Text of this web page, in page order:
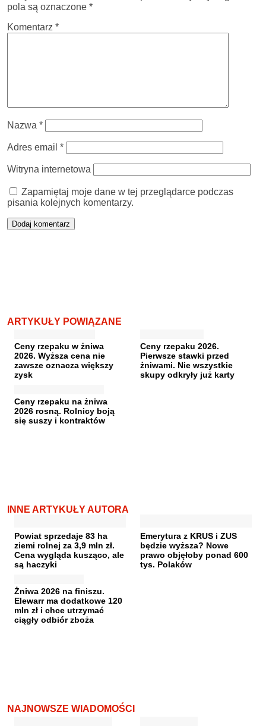
pola są oznaczone *
Komentarz *
Nazwa *
Adres email *
Witryna internetowa
Zapamiętaj moje dane w tej przeglądarce podczas
pisania kolejnych komentarzy.
ARTYKUŁY POWIĄZANE
Ceny rzepaku w żniwa
2026. Wyższa cena nie
zawsze oznacza większy
zysk
Ceny rzepaku 2026.
Pierwsze stawki przed
żniwami. Nie wszystkie
skupy odkryły już karty
Ceny rzepaku na żniwa
2026 rosną. Rolnicy boją
się suszy i kontraktów
INNE ARTYKUŁY AUTORA
Powiat sprzedaje 83 ha
ziemi rolnej za 3,9 mln zł.
Cena wygląda kusząco, ale
są haczyki
Emerytura z KRUS i ZUS
będzie wyższa? Nowe
prawo objęłoby ponad 600
tys. Polaków
Żniwa 2026 na finiszu.
Elewarr ma dodatkowe 120
mln zł i chce utrzymać
ciągły odbiór zboża
NAJNOWSZE WIADOMOŚCI